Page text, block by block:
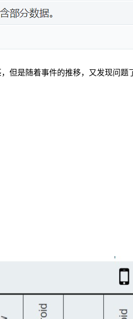
但是随着事件的推移，又发现问题